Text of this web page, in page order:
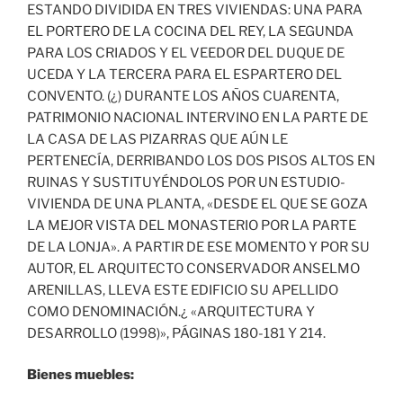
ESTANDO DIVIDIDA EN TRES VIVIENDAS: UNA PARA
EL PORTERO DE LA COCINA DEL REY, LA SEGUNDA
PARA LOS CRIADOS Y EL VEEDOR DEL DUQUE DE
UCEDA Y LA TERCERA PARA EL ESPARTERO DEL
CONVENTO. (¿) DURANTE LOS AÑOS CUARENTA,
PATRIMONIO NACIONAL INTERVINO EN LA PARTE DE
LA CASA DE LAS PIZARRAS QUE AÚN LE
PERTENECÍA, DERRIBANDO LOS DOS PISOS ALTOS EN
RUINAS Y SUSTITUYÉNDOLOS POR UN ESTUDIO-
VIVIENDA DE UNA PLANTA, «DESDE EL QUE SE GOZA
LA MEJOR VISTA DEL MONASTERIO POR LA PARTE
DE LA LONJA». A PARTIR DE ESE MOMENTO Y POR SU
AUTOR, EL ARQUITECTO CONSERVADOR ANSELMO
ARENILLAS, LLEVA ESTE EDIFICIO SU APELLIDO
COMO DENOMINACIÓN.¿ «ARQUITECTURA Y
DESARROLLO (1998)», PÁGINAS 180-181 Y 214.
Bienes muebles: